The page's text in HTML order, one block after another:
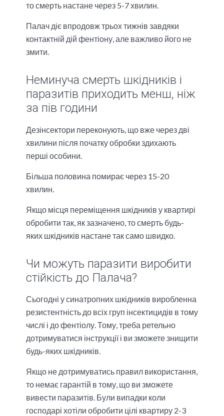
то смерть настане через 5-7 хвилин.
Палач діє впродовж трьох тижнів завдяки
контактній дій фентіону, але важливо його не
змити.
Неминуча смерть шкідників і
паразитів приходить менш, ніж
за пів години
Дезінсектори переконують, що вже через дві
хвилини після початку обробки здихають
перші особини.
Більша половина помирає через 15-20
хвилин.
Якщо місця переміщення шкідників у квартирі
обробити так, як зазначено, то смерть будь-
яких шкідників настане так само швидко.
Чи можуть паразити виробити
стійкість до Палача?
Сьогодні у синатропних шкідників виробленна
резистентність до всіх груп інсектицидів в тому
числі і до фентіолу. Тому, треба ретельно
дотримуватися інструкції і ви зможете знищити
будь-яких шкідників.
Якщо не дотримуватись правил використання,
то немає гарантій в тому, що ви зможете
вивести паразитів. Були випадки коли
господарі хотіли обробити цілі квартиру 2-3